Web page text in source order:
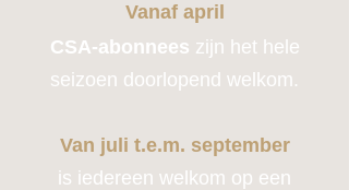
Vanaf april
CSA-abonnees zijn het hele
seizoen doorlopend welkom.
Van juli t.e.m. september
is iedereen welkom op een